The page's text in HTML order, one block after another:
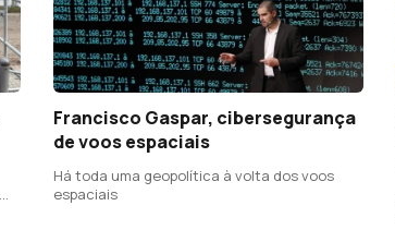
Francisco Gaspar, cibersegurança
de voos espaciais
Há toda uma geopolítica à volta dos voos
espaciais